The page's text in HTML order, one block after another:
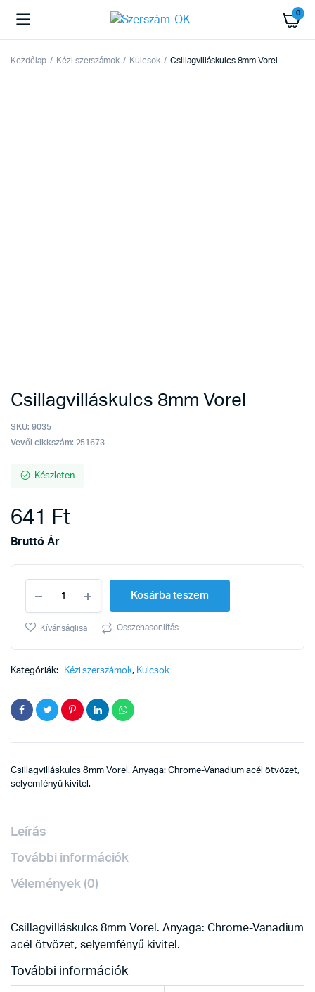
0
Kezdőlap Kézi szerszámok Kulcsok Csillagvilláskulcs 8mm Vorel
Csillagvilláskulcs 8mm Vorel
SKU: 9035
Vevői cikkszám: 251673
Készleten
641 Ft
Bruttó Ár
8mm
Vorel
quantity
Kosárba teszem
Kívánságlisa Összehasonlítás
Kategóriák: Kézi szerszámok, Kulcsok
Csillagvilláskulcs 8mm Vorel. Anyaga: Chrome-Vanadium acél ötvözet,
selyemfényű kivitel.
Leírás
További információk
Vélemények (0)
Csillagvilláskulcs 8mm Vorel. Anyaga: Chrome-Vanadium
acél ötvözet, selyemfényű kivitel.
További információk